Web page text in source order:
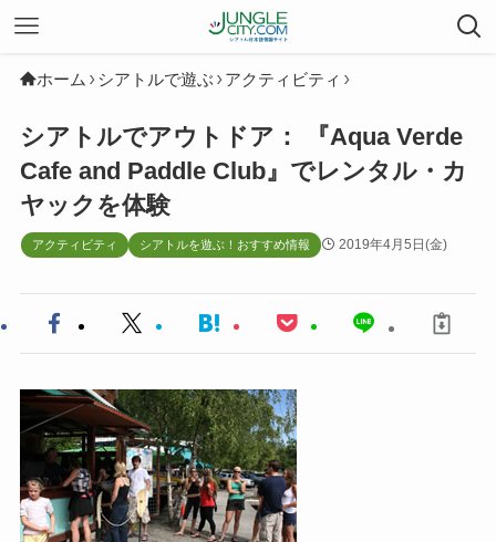
ホーム シアトルで遊ぶ アクティビティ
シアトルでアウトドア： 『Aqua Verde
Cafe and Paddle Club』でレンタル・カ
ヤックを体験
アクティビティ シアトルを遊ぶ！おすすめ情報 2019年4月5日(金)